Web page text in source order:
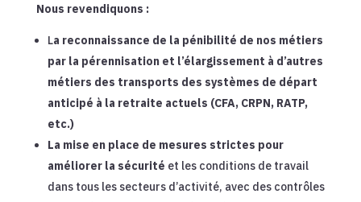
Nous revendiquons :
La reconnaissance de la pénibilité de nos métiers
par la pérennisation et l’élargissement à d’autres
métiers des transports des systèmes de départ
anticipé à la retraite actuels (CFA, CRPN, RATP,
etc.)
La mise en place de mesures strictes pour
améliorer la sécurité et les conditions de travail
dans tous les secteurs d’activité, avec des contrôles